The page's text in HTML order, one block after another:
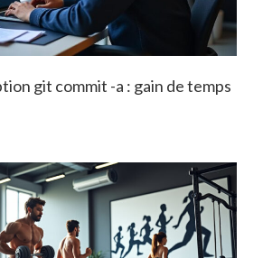
git commit -a : gain de temps